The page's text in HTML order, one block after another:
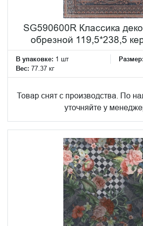
SG590600R Классика
обрезной 119,5*238,5
В упаковке: 1 шт Размер:
Вес: 77.37 кг
Товар снят с производства. По
уточняйте у